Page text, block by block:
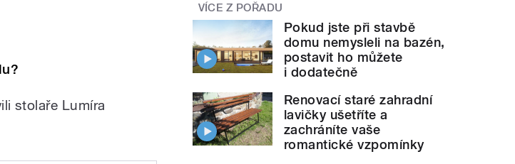
stolaře Lumíra
VÍCE Z POŘADU
Pokud jste při stavbě
domu nemysleli na bazén,
postavit ho můžete
i dodatečně
Renovací staré zahradní
lavičky ušetříte a
zachráníte vaše
romantické vzpomínky